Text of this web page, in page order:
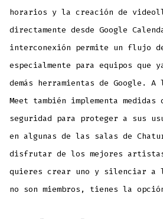
horarios y la creación de
directamente desde Google
interconexión permite un flujo
especialmente para equipos
demás herramientas de Google. A
Meet también implementa
seguridad para proteger a sus
en algunas de las salas de
disfrutar de los mejores
quieres crear uno y silenciar a
no son miembros, tienes la